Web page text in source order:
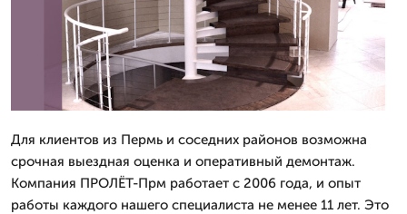
Для клиентов из Пермь и соседних районов возможна
срочная выездная оценка и оперативный демонтаж.
Компания ПРОЛЁТ-Прм работает с 2006 года, и опыт
работы каждого нашего специалиста не менее 11 лет. Это